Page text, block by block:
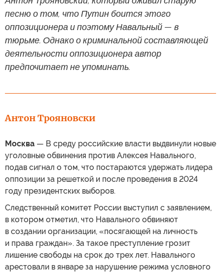
песню о том, что Путин боится этого
оппозиционера и поэтому Навальный — в
тюрьме. Однако о криминальной составляющей
деятельности оппозиционера автор
предпочитает не упоминать.
Антон Трояновски
Москва — В среду российские власти выдвинули новые
уголовные обвинения против Алексея Навального,
подав сигнал о том, что постараются удержать лидера
оппозиции за решеткой и после проведения в 2024
году президентских выборов.
Следственный комитет России выступил с заявлением,
в котором отметил, что Навального обвиняют
в создании организации, «посягающей на личность
и права граждан». За такое преступление грозит
лишение свободы на срок до трех лет. Навального
арестовали в январе за нарушение режима условного